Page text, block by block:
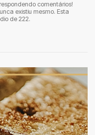
comentários!
existiu mesmo. Esta
de 222.